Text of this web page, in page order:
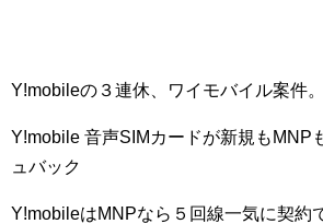
Y!mobileの３連休、ワイモバイル案件。
Y!mobile 音声SIMカードが新規もMNP
ュバック
Y!mobileはMNPなら５回線一気に契約